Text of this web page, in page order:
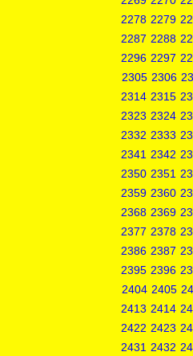
2278 2279
2287 2288
2296 2297
2305 2306
2314 2315
2323 2324
2332 2333
2341 2342
2350 2351
2359 2360
2368 2369
2377 2378
2386 2387
2395 2396
2404 2405
2413 2414
2422 2423
2431 2432